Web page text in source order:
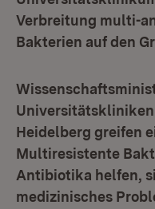
Verbreitung multi-
Bakterien auf den
Universitätskliniken
Heidelberg greifen
Multiresistente
Antibiotika helfen,
medizinisches